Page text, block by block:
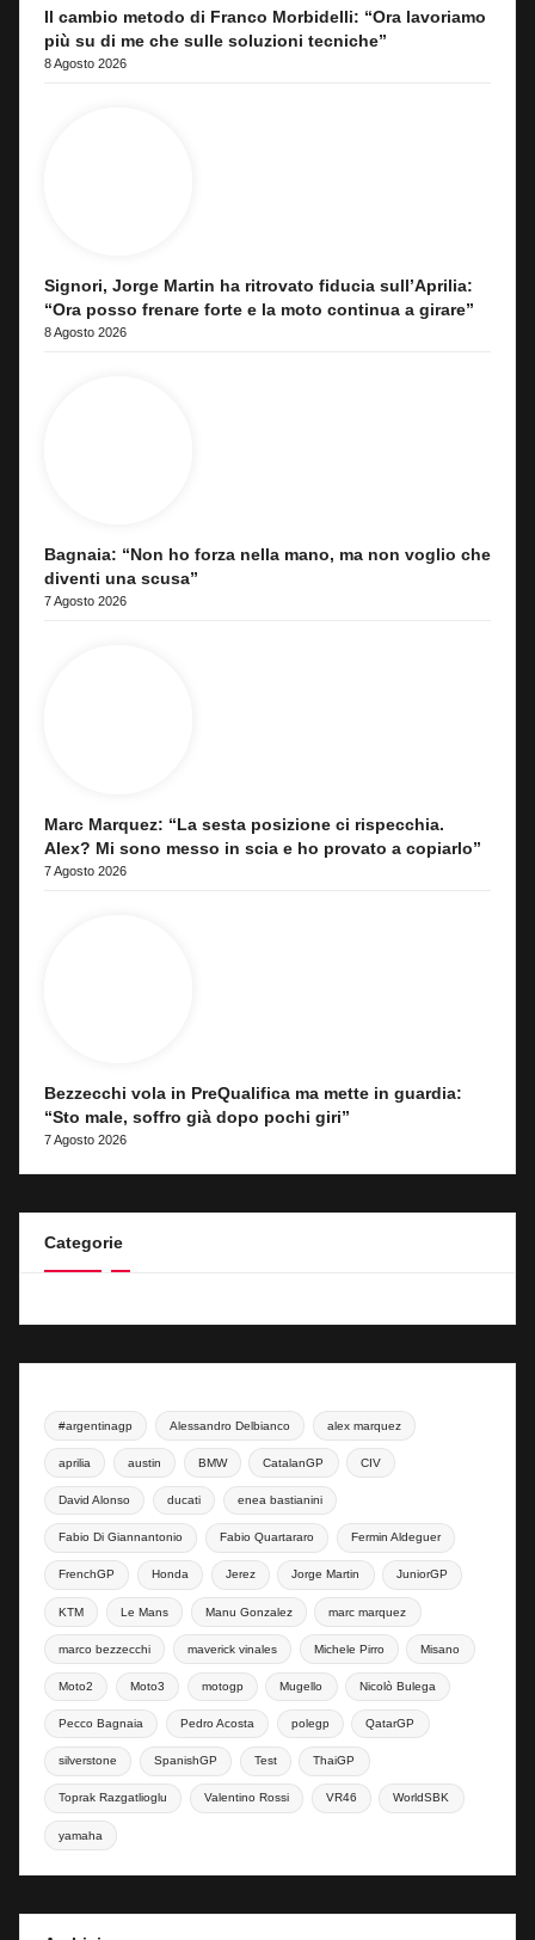
Il cambio metodo di Franco Morbidelli: “Ora lavoriamo
più su di me che sulle soluzioni tecniche”
8 Agosto 2026
Signori, Jorge Martin ha ritrovato fiducia sull’Aprilia:
“Ora posso frenare forte e la moto continua a girare”
8 Agosto 2026
Bagnaia: “Non ho forza nella mano, ma non voglio che
diventi una scusa”
7 Agosto 2026
Marc Marquez: “La sesta posizione ci rispecchia.
Alex? Mi sono messo in scia e ho provato a copiarlo”
7 Agosto 2026
Bezzecchi vola in PreQualifica ma mette in guardia:
“Sto male, soffro già dopo pochi giri”
7 Agosto 2026
Categorie
#argentinagp Alessandro Delbianco alex marquez
aprilia austin BMW CatalanGP CIV
David Alonso ducati enea bastianini
Fabio Di Giannantonio Fabio Quartararo Fermin Aldeguer
FrenchGP Honda Jerez Jorge Martin JuniorGP
KTM Le Mans Manu Gonzalez marc marquez
marco bezzecchi maverick vinales Michele Pirro Misano
Moto2 Moto3 motogp Mugello Nicolò Bulega
Pecco Bagnaia Pedro Acosta polegp QatarGP
silverstone SpanishGP Test ThaiGP
Toprak Razgatlioglu Valentino Rossi VR46 WorldSBK
yamaha